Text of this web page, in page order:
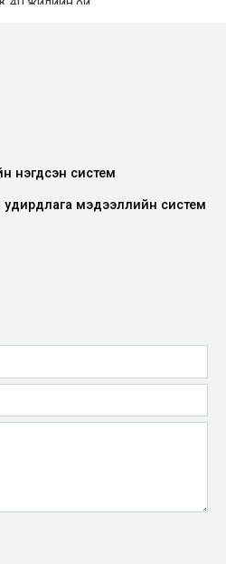
40 жилийн ой
нэгдсэн систем
мэдээллийн систем